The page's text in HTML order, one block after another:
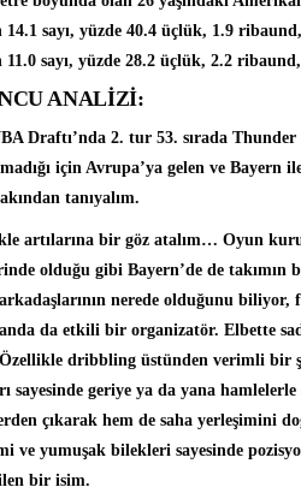
14.1 sayı, yüzde 40.4 üçlük, 1.9
11.0 sayı, yüzde 28.2 üçlük, 2.2
ANALİZİ:
Draftı’nda 2. tur 53. sırada
için Avrupa’ya gelen ve Bayern
tanıyalım.
artılarına bir göz atalım… Oyun
olduğu gibi Bayern’de de
nerede olduğunu biliyor,
da etkili bir organizatör. Elbette
dribbling üstünden verimli bir
sayesinde geriye ya da yana
çıkarak hem de saha yerleşimini
ve yumuşak bilekleri sayesinde
bir isim.